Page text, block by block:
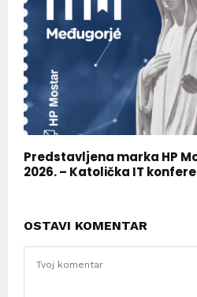
Predstavljena marka HP
2026. – Katolička IT
OSTAVI KOMENTAR